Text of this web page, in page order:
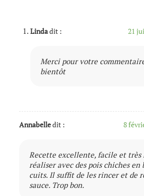
Lindadit : 21
Merci pour votre
bientôt
Annabelledit : 8
Recette excellente, facile et très
réaliser avec des pois chiches en
cuits. Il suffit de les rincer et de
sauce. Trop bon.